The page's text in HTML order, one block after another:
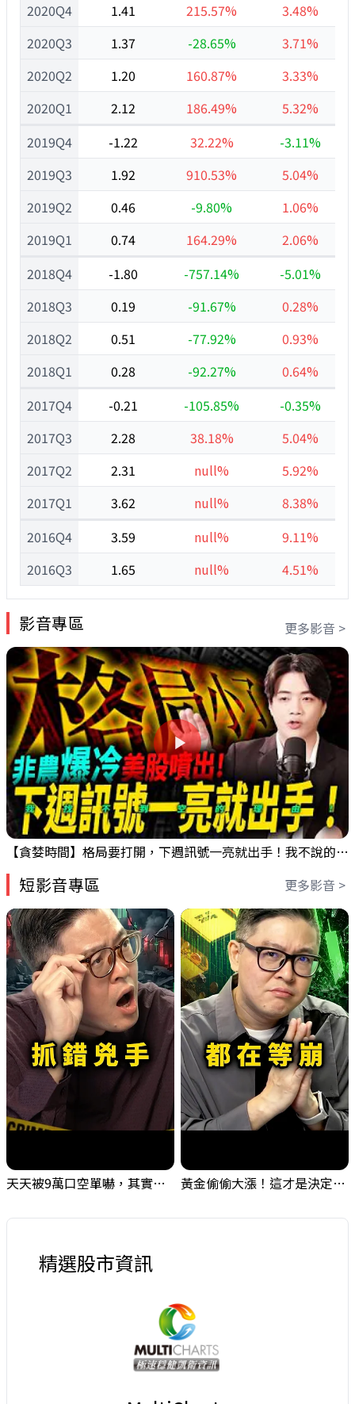
2020Q4
2020Q3
2020Q2
2020Q1
2019Q4
2019Q3
2019Q2
2019Q1
2018Q4
2018Q3
2018Q2
2018Q1
2017Q4
2017Q3
2017Q2
2017Q1
2016Q4
2016Q3
1.41
215.57%
3.48%
1.37
-28.65%
3.71%
1.20
160.87%
3.33%
2.12
186.49%
5.32%
-1.22
32.22%
-3.11%
1.92
910.53%
5.04%
0.46
-9.80%
1.06%
0.74
164.29%
2.06%
-1.80
-757.14%
-5.01%
0.19
-91.67%
0.28%
0.51
-77.92%
0.93%
0.28
-92.27%
0.64%
-0.21
-105.85%
-0.35%
2.28
38.18%
5.04%
2.31
null%
5.92%
3.62
null%
8.38%
3.59
null%
9.11%
1.65
null% 4.51%
影音專區 更多影音 >
【貪婪時間】格局要打開，下週訊號一亮就出手！我不說的話還真一堆人不知道！｜錢進大趨勢 Mr.智霖 陳 2026/08/08
短影音專區 更多影音 >
天天被9萬口空單嚇，其實你盯錯地方了｜Mr.Jimmy高志銘 #台股 #外資期貨 #融資 黃金偷偷大漲！這才是決定台股生死的「真風向球」！｜Mr.Jimmy高志銘 #黃金 #美元指數 #聯準會
精選股市資訊